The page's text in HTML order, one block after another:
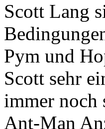
Scott Lang
Pym und
Scott sehr
immer noch
Ant-Man